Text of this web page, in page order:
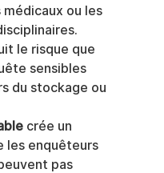
ou les
le risque que
sensibles
du stockage ou
crée un
les enquêteurs
pas